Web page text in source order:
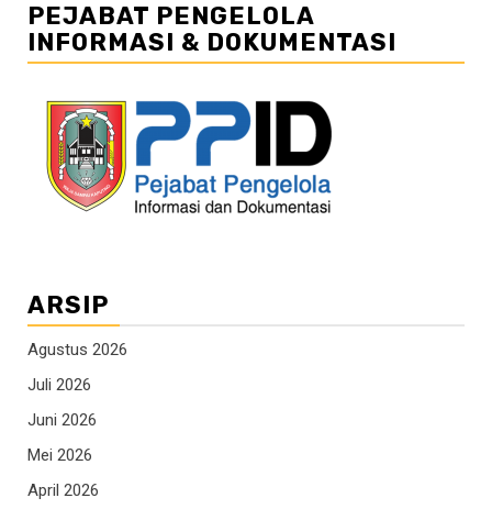
PEJABAT PENGELOLA
INFORMASI & DOKUMENTASI
ARSIP
Agustus 2026
Juli 2026
Juni 2026
Mei 2026
April 2026